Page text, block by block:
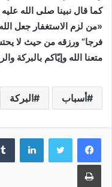
كما قال نبينا صلى الله
«من لزم الاستغفار جعل
فرجا” ورزقه من حيث لا
متعنا الله وإيّاكم بالبركة
أسباب البركة
لينكدإن